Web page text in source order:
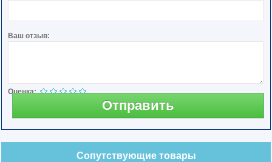
Ваш отзыв:
Оценка:
Отправить
Сопутствующие товары